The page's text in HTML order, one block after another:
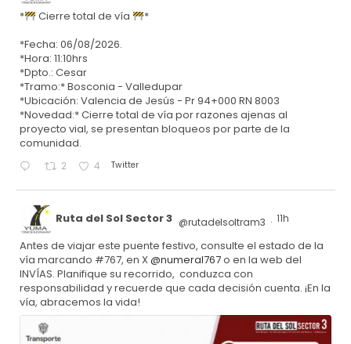
* Cierre total de vía
*
*Fecha: 06/08/2026.
*Hora: 11:10hrs
*Dpto.: Cesar
*Tramo:* Bosconia - Valledupar
*Ubicación: Valencia de Jesús - Pr 94+000 RN 8003
*Novedad:* Cierre total de vía por razones ajenas al
proyecto vial, se presentan bloqueos por parte de la
comunidad.
2 4 Twitter
Ruta del Sol Sector 3 @rutadelsoltram3 · 11h
Antes de viajar este puente festivo, consulte el estado de la
vía marcando #767, en X@numeral767o en la web del
INVÍAS. Planifique su recorrido, conduzca con
responsabilidad y recuerde que cada decisión cuenta. ¡En la
vía, abracemos la vida!